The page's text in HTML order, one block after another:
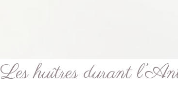
Les huîtres durant